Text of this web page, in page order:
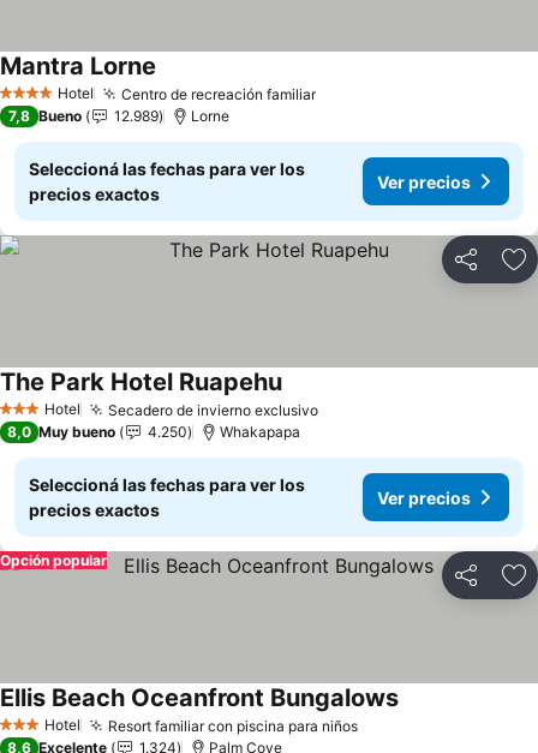
4 EstrellasHotel Centro de recreación familiarVer precios
Mantra Lorne
7,8 Bueno 12.989 Lorne
Seleccioná las fechas para ver los
precios exactos
Ver precios
Compartir
3 Estrellas
Hotel Secadero de invierno exclusivoVer precios
The Park Hotel RuapehuVer precios
8,0 Muy bueno 4.250 Whakapapa
Seleccioná las fechas para ver los
precios exactos
Ver precios
Compartir
Opción popular
3 Estrellas
Hotel Resort familiar con piscina para niñosVer precios
Ellis Beach Oceanfront BungalowsVer precios
8,6 Excelente 1.324 Palm Cove